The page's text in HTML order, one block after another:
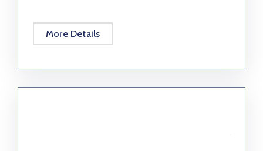
More Details